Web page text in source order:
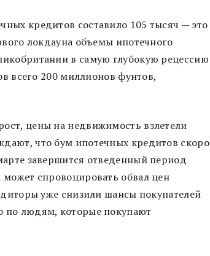
кредитов составило 105 тысяч — это
локдауна объемы ипотечного
в самую глубокую рецессию
всего 200 миллионов фунтов,
цены на недвижимость взлетели
что бум ипотечных кредитов скоро
завершится отведенный период
спровоцировать обвал цен
уже снизили шансы покупателей
по людям, которые покупают